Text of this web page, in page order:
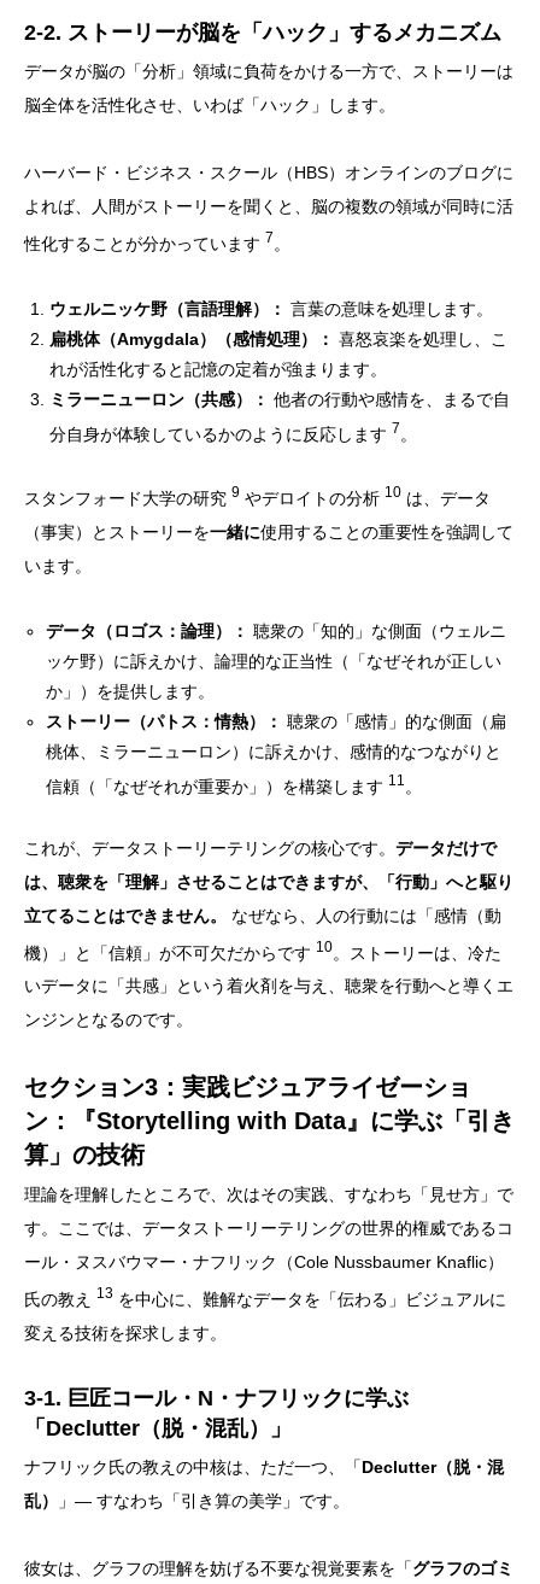
2-2. ストーリーが脳を「ハック」するメカニズム
データが脳の「分析」領域に負荷をかける一方で、ストーリーは
脳全体を活性化させ、いわば「ハック」します。
ハーバード・ビジネス・スクール（HBS）オンラインのブログに
よれば、人間がストーリーを聞くと、脳の複数の領域が同時に活
性化することが分かっています 7 。
ウェルニッケ野（言語理解）： 言葉の意味を処理します。
扁桃体（Amygdala）（感情処理）： 喜怒哀楽を処理し、こ
れが活性化すると記憶の定着が強まります。
ミラーニューロン（共感）： 他者の行動や感情を、まるで自
分自身が体験しているかのように反応します 7 。
スタンフォード大学の研究 9 やデロイトの分析 10 は、データ
（事実）とストーリーを一緒に使用することの重要性を強調して
います。
データ（ロゴス：論理）： 聴衆の「知的」な側面（ウェルニ
ッケ野）に訴えかけ、論理的な正当性（「なぜそれが正しい
か」）を提供します。
ストーリー（パトス：情熱）： 聴衆の「感情」的な側面（扁
桃体、ミラーニューロン）に訴えかけ、感情的なつながりと
信頼（「なぜそれが重要か」）を構築します 11 。
これが、データストーリーテリングの核心です。 データだけで
は、聴衆を「理解」させることはできますが、「行動」へと駆り
立てることはできません。
なぜなら、人の行動には「感情（動
機）」と「信頼」が不可欠だからです 10。ストーリーは、冷た
いデータに「共感」という着火剤を与え、聴衆を行動へと導くエ
ンジンとなるのです。
セクション3：実践ビジュアライゼーショ
ン：『Storytelling with Data』に学ぶ「引き
算」の技術
理論を理解したところで、次はその実践、すなわち「見せ方」で
す。ここでは、データストーリーテリングの世界的権威であるコ
ール・ヌスバウマー・ナフリック（Cole Nussbaumer Knaflic）
氏の教え
13 を中心に、難解なデータを「伝わる」ビジュアルに
変える技術を探求します。
3-1. 巨匠コール・N・ナフリックに学ぶ
「Declutter（脱・混乱）」
ナフリック氏の教えの中核は、ただ一つ、「Declutter（脱・混
乱）
」— すなわち「引き算の美学」です。
彼女は、グラフの理解を妨げる不要な視覚要素を「グラフのゴミ